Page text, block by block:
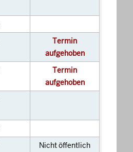
Termin
aufgehoben
Termin
aufgehoben
Nicht öffentlich